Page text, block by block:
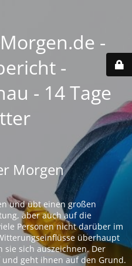
-
-
- 14 Tage
Morgen
und übt einen großen
aber auch auf die
Personen nicht darüber im
überhaupt
sich auszeichnen. Der
geht ihnen auf den Grund.